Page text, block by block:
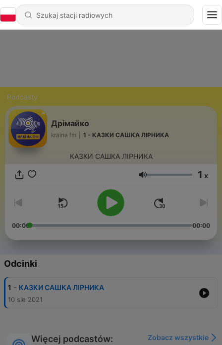
Podcasty
Дрімайко
kraina fm 1 - КАЗКИ САШКА ЛІРНИКА
КАЗКИ САШКА ЛІРНИКА
Głośność 1 x
00:00 00:00
Odcinki
1 - КАЗКИ САШКА ЛІРНИКА
10 sie 2021
Więcej podcastów:
Zobacz wszystkie